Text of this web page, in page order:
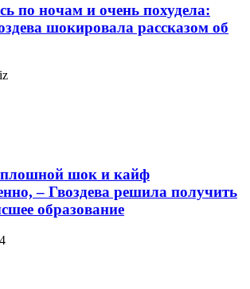
по ночам и очень похудела:
шокировала рассказом об
шок и кайф
– Гвоздева решила получить
образование